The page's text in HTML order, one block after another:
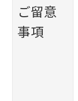
ご留意
事項